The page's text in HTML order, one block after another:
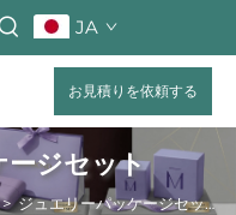
JA
お見積りを依頼する
ージセット
>ジュエリーパッケージセット